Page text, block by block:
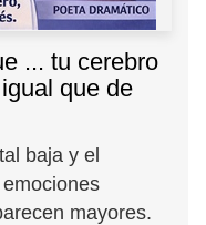
... tu cerebro
que de
baja y el
mayores.